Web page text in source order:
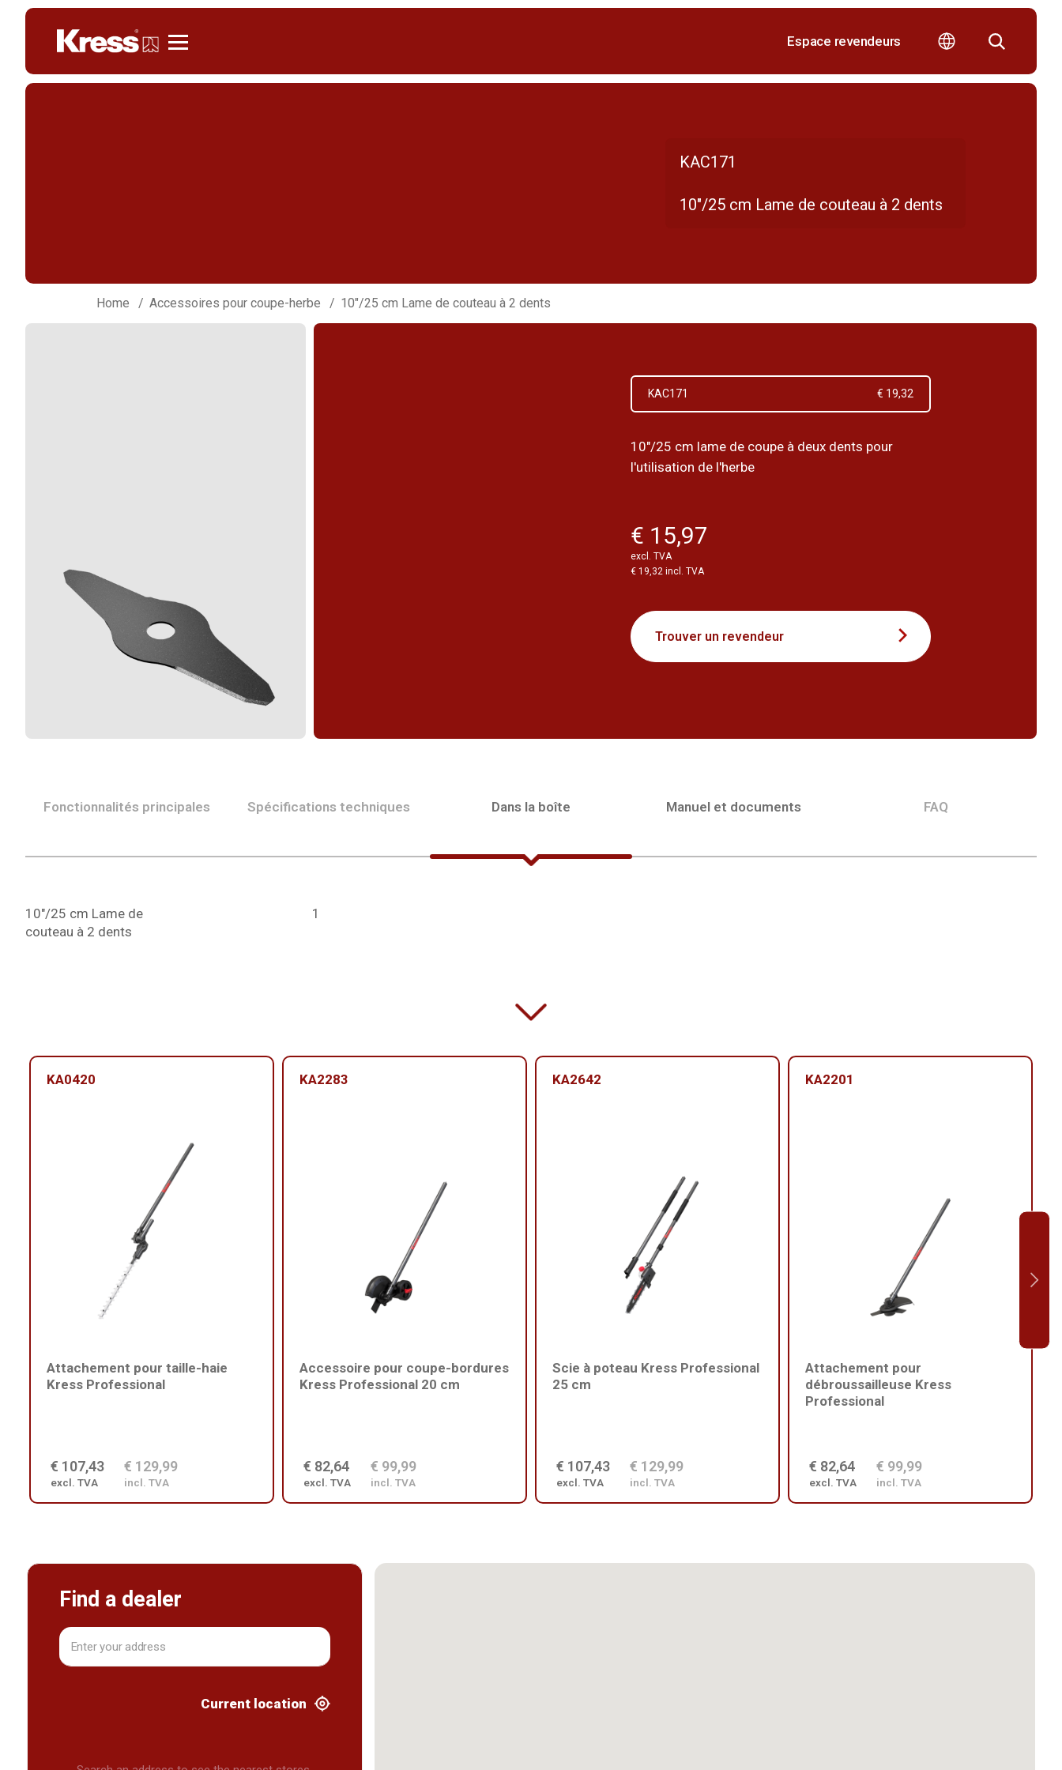
Espace revendeurs
KAC171
10"/25 cm Lame de couteau à 2 dents
Home Accessoires pour coupe-herbe 10"/25 cm Lame de couteau à 2 dents
KAC171 € 19,32
10"/25 cm lame de coupe à deux dents pour
l'utilisation de l'herbe
€ 15,97
excl. TVA
€ 19,32 incl. TVA
Trouver un revendeur
Fonctionnalités principales Spécifications techniques Dans la boîte Manuel et documents FAQ
10"/25 cm Lame de
couteau à 2 dents
1
KA0420
Attachement pour taille-haie
Kress Professional
€ 107,43
excl. TVA
€ 129,99
incl. TVA
KA2283
Accessoire pour coupe-bordures
Kress Professional 20 cm
€ 82,64
excl. TVA
€ 99,99
incl. TVA
KA2642
Scie à poteau Kress Professional
25 cm
€ 107,43
excl. TVA
€ 129,99
incl. TVA
KA2201
Attachement pour
débroussailleuse Kress
Professional
€ 82,64
excl. TVA
€ 99,99
incl. TVA
Find a dealer
Current location